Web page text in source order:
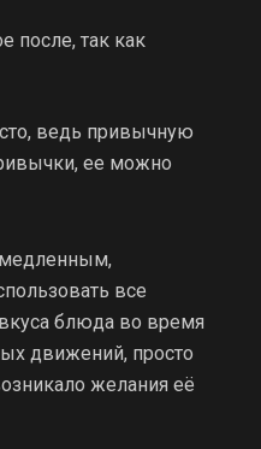
после, так как
ведь привычную
ее можно
медленным,
все
блюда во время
движений, просто
желания её